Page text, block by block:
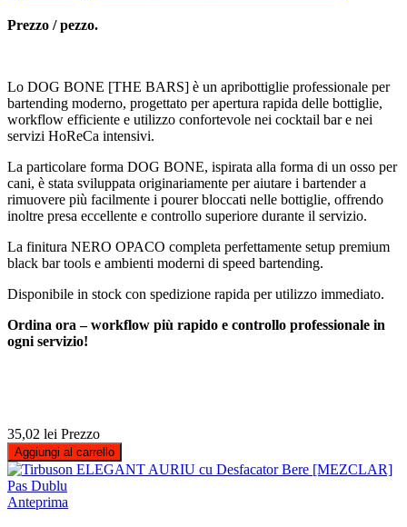
Prezzo / pezzo.
Lo DOG BONE [THE BARS] è un apribottiglie professionale per
bartending moderno, progettato per apertura rapida delle bottiglie,
workflow efficiente e utilizzo confortevole nei cocktail bar e nei
servizi HoReCa intensivi.
La particolare forma DOG BONE, ispirata alla forma di un osso per
cani, è stata sviluppata originariamente per aiutare i bartender a
rimuovere più facilmente i pourer bloccati nelle bottiglie, offrendo
inoltre presa eccellente e controllo superiore durante il servizio.
La finitura NERO OPACO completa perfettamente setup premium
black bar tools e ambienti moderni di speed bartending.
Disponibile in stock con spedizione rapida per utilizzo immediato.
Ordina ora – workflow più rapido e controllo professionale in
ogni servizio!
35,02 lei Prezzo
Aggiungi al carrello
Anteprima